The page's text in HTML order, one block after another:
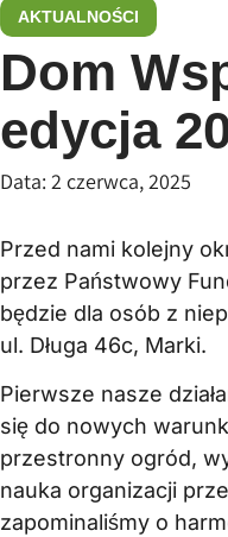
AKTUALNOŚCI
Dom
edycja
Data: 2 czerwca, 2025
Przed nami kolejny
przez Państwowy
będzie dla osób z
ul. Długa 46c, Marki.
Pierwsze nasze
się do nowych
przestronny ogród,
nauka organizacji
zapominaliśmy o